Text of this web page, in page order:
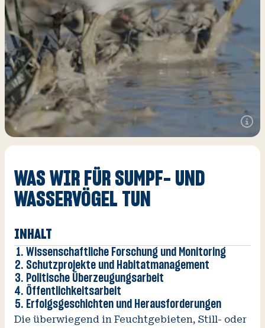
öffnen
WAS WIR FÜR SUMPF- UND
WASSERVÖGEL TUN
INHALT
Wissenschaftliche Forschung und Monitoring
Schutzprojekte und Habitatmanagement
Politische Überzeugungsarbeit
Öffentlichkeitsarbeit
Erfolgsgeschichten und Herausforderungen
Die überwiegend in Feuchtgebieten, Still- oder